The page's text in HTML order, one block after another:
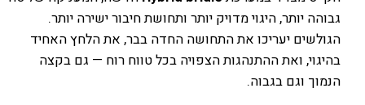
גבוהה יותר, היגוי מדויק יותר ותחושת חיבור ישירה יותר.
הגולשים יעריכו את התחושה החדה בבר, את הלחץ האחיד
בהיגוי, ואת ההתנהגות הצפויה בכל טווח רוח — גם בקצה
הנמוך וגם בגבוה.